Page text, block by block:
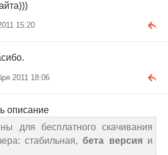
15:20
2011 18:06
описание
для бесплатного скачивания
стабильная,бета версияи